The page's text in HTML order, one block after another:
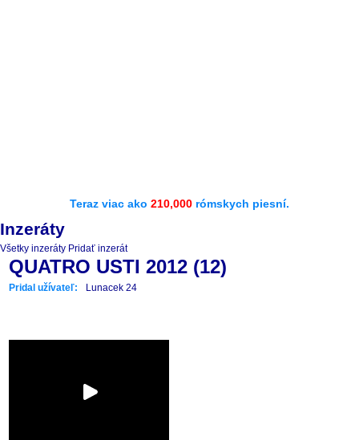
Teraz viac ako 210,000 rómskych piesní.
Inzeráty
Všetky inzeráty Pridať inzerát
QUATRO USTI 2012 (12)
Pridal užívateľ: Lunacek 24